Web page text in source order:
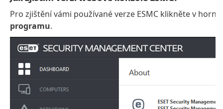
Pro zjištění vámi používané verze ESMC klikněte v horní
programu.